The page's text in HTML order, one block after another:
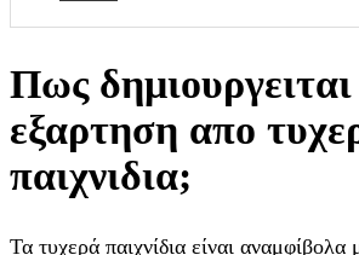
Πως
εξαρτηση απο
παιχνιδια;
Τα τυχερά παιχνίδια είναι αναμφίβολα